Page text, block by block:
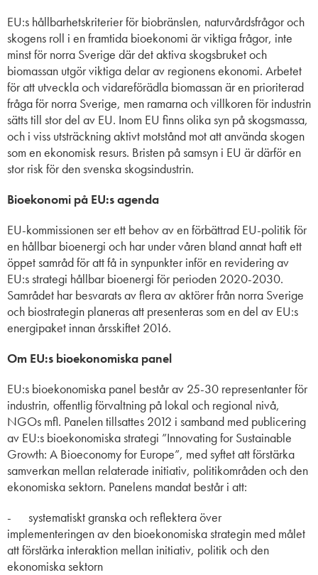
EU:s hållbarhetskriterier för biobränslen, naturvårdsfrågor och
skogens roll i en framtida bioekonomi är viktiga frågor, inte
minst för norra Sverige där det aktiva skogsbruket och
biomassan utgör viktiga delar av regionens ekonomi. Arbetet
för att utveckla och vidareförädla biomassan är en prioriterad
fråga för norra Sverige, men ramarna och villkoren för industrin
sätts till stor del av EU. Inom EU finns olika syn på skogsmassa,
och i viss utsträckning aktivt motstånd mot att använda skogen
som en ekonomisk resurs. Bristen på samsyn i EU är därför en
stor risk för den svenska skogsindustrin.
Bioekonomi på EU:s agenda
EU-kommissionen ser ett behov av en förbättrad EU-politik för
en hållbar bioenergi och har under våren bland annat haft ett
öppet samråd för att få in synpunkter inför en revidering av
EU:s strategi hållbar bioenergi för perioden 2020-2030.
Samrådet har besvarats av flera av aktörer från norra Sverige
och biostrategin planeras att presenteras som en del av EU:s
energipaket innan årsskiftet 2016.
Om EU:s bioekonomiska panel
EU:s bioekonomiska panel består av 25-30 representanter för
industrin, offentlig förvaltning på lokal och regional nivå,
NGOs mfl. Panelen tillsattes 2012 i samband med publicering
av EU:s bioekonomiska strategi ”Innovating for Sustainable
Growth: A Bioeconomy for Europe”, med syftet att förstärka
samverkan mellan relaterade initiativ, politikområden och den
ekonomiska sektorn. Panelens mandat består i att:
- systematiskt granska och reflektera över
implementeringen av den bioekonomiska strategin med målet
att förstärka interaktion mellan initiativ, politik och den
ekonomiska sektorn